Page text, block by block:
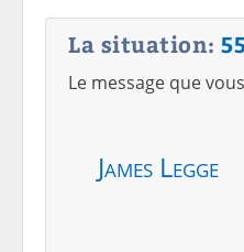
La situation:
Le message que
James Legge